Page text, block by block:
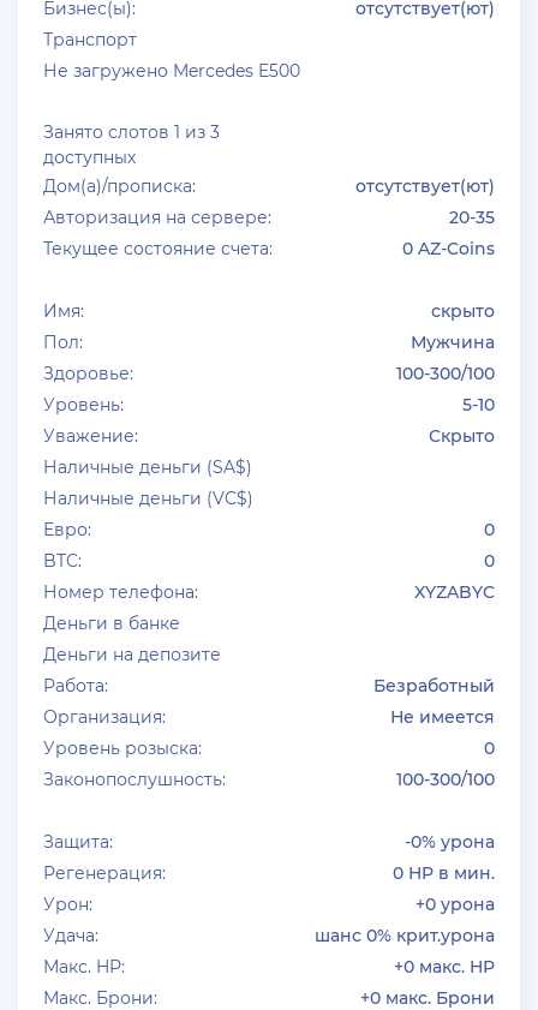
+ 10 руб 06 Июля 2026г в 20:15
jagermeister
dimahamsterkombat
куплю аккаунты арз 14-18 уровень без тср/кпз
>800к налички — в телеграмм @prestowitz
+ 23 руб
deniskavrode
самп умер эх
+ 10 руб
@Klassedie круто конечно акк с привязанной
почтой за 500р селишь))) интересно кто купит))))
Klassedie
Продам аккаунт Evolve Rp С GoldVip навсегда и с
деньгами
+ 10 руб 30 Июня 2026г в 16:13
jagermeister
Бизнес(ы):
отсутствует(ют)
Транспорт
Не загружено Mercedes E500
Занято слотов 1 из 3
доступных
Дом(а)/прописка:
отсутствует(ют)
Авторизация на сервере:
20-35
Текущее состояние счета:
0 AZ-Coins
Имя:
скрыто
Пол:
Мужчина
Здоровье:
100-300/100
Уровень:
5-10
Уважение:
Скрыто
Наличные деньги (SA$)
Наличные деньги (VC$)
Евро:
0
BTC:
0
Номер телефона:
XYZABYC
Деньги в банке
Деньги на депозите
Работа:
Безработный
Организация:
Не имеется
Уровень розыска:
0
Законопослушность:
100-300/100
Защита:
-0% урона
Регенерация:
0 HP в мин.
Урон:
+0 урона
Удача:
шанс 0% крит.урона
Макс. HP:
+0 макс. HP
Макс. Брони:
+0 макс. Брони